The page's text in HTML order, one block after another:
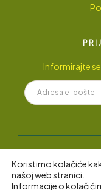
Informirajte
© 2022
Koristimo kolačiće
našoj web stranici.
Informacije o